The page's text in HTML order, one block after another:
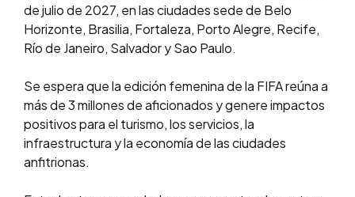
de julio de 2027, en las ciudades sede de Belo
Horizonte, Brasilia, Fortaleza, Porto Alegre, Recife,
Río de Janeiro, Salvador y Sao Paulo.
Se espera que la edición femenina de la FIFA reúna a
más de 3 millones de aficionados y genere impactos
positivos para el turismo, los servicios, la
infraestructura y la economía de las ciudades
anfitrionas.